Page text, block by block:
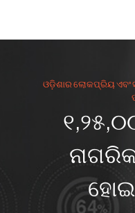
ଓଡ଼ିଶାର ଲୋକପ୍ରିୟ ଏବଂ